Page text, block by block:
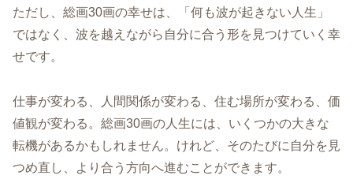
ただし、総画30画の幸せは、「何も波が起きない人生」
ではなく、波を越えながら自分に合う形を見つけていく幸
せです。
仕事が変わる、人間関係が変わる、住む場所が変わる、価
値観が変わる。総画30画の人生には、いくつかの大きな
転機があるかもしれません。けれど、そのたびに自分を見
つめ直し、より合う方向へ進むことができます。